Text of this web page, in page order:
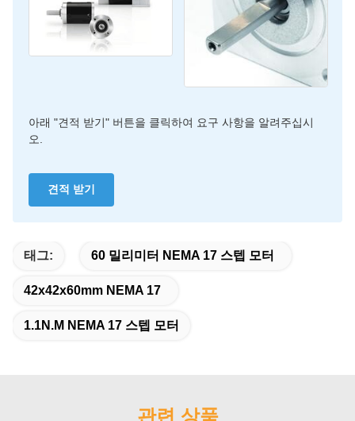
아래 "견적 받기" 버튼을 클릭하여 요구 사항을 알려주십시
오.
견적 받기
태그: 60 밀리미터 NEMA 17 스텝 모터
42x42x60mm NEMA 17
1.1N.M NEMA 17 스텝 모터
관련 상품